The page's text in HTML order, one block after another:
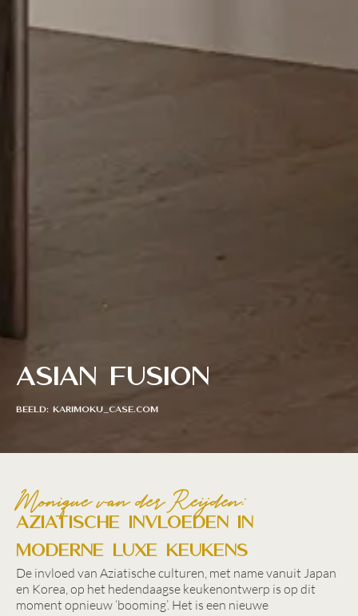
Asian Fusion
BEELD: karimoku_case.com
Monique van der Reijden:
Aziatische invloeden in
moderne luxe keukens
De invloed van Aziatische culturen, met name vanuit Japan
en Korea, op het hedendaagse keukenontwerp is op dit
moment opnieuw ‘booming’. Het is een nieuwe